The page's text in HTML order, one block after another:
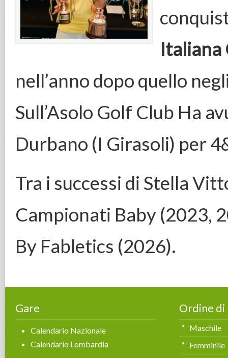
Italiana
nell’anno dopo quello
Sull’Asolo Golf Club Ha
Durbano (I Girasoli) per
Tra i successi di Stella
Campionati Baby (2023,
By Fabletics (2026).
Gare
Calendario Nazionale
Calendario Lombardia
Ordine
Maschile
Femminile